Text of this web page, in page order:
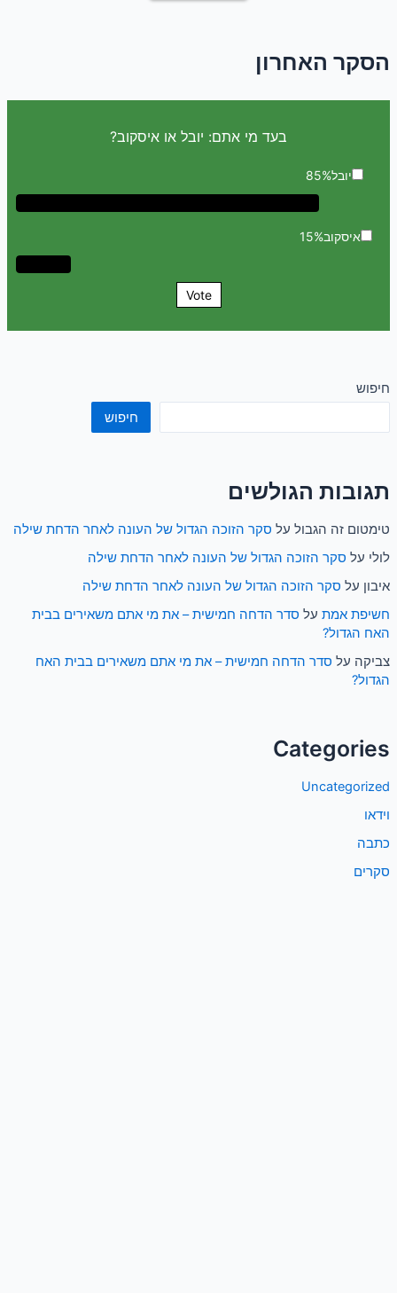
הסקר האחרון
בעד מי אתם: יובל או איסקוב?
יובל85%
איסקוב15%
Vote
חיפוש
חיפוש
תגובות הגולשים
טימטום זה הגבולעלסקר הזוכה הגדול של העונה לאחר הדחת שילה
לוליעלסקר הזוכה הגדול של העונה לאחר הדחת שילה
איבוןעלסקר הזוכה הגדול של העונה לאחר הדחת שילה
חשיפת אמתעלסדר הדחה חמישית – את מי אתם משאירים בבית
האח הגדול?
צביקהעלסדר הדחה חמישית – את מי אתם משאירים בבית האח
הגדול?
Categories
Uncategorized
וידאו
כתבה
סקרים